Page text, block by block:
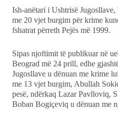
Ish-anëtari i Ushtrisë
me 20 vjet burgim për krime
fshatrat përreth Pejës më 1999.
Sipas njoftimit të publikuar në
Beograd më 24 prill, edhe
Jugosllave u dënuan me krime
me 13 vjet burgim, Abullah
pesë, ndërkaq Lazar Pavlloviq,
Boban Bogiçeviq u dënuan me